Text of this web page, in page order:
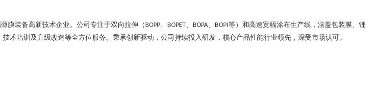
膜装备高新技术企业。公司专注于双向拉伸（ BOPP、 BOPET、 BOPA、 BOPI等）和高速宽幅涂布生产线，涵盖包装膜、锂
术培训及升级改造等全方位服务。秉承创新驱动，公司持续投入研发，核心产品性能行业领先，深受市场认可。